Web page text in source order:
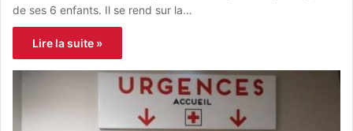
de ses 6 enfants. Il se rend sur la…
Lire la suite »